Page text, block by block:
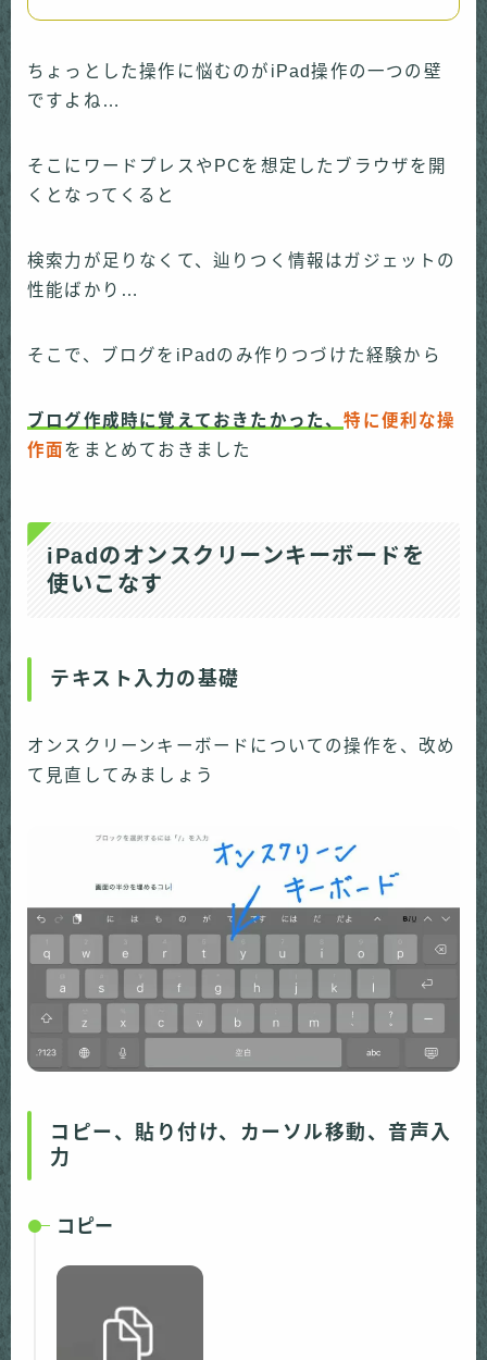
ちょっとした操作に悩むのがiPad操作の一つの壁
ですよね…
そこにワードプレスやPCを想定したブラウザを開
くとなってくると
検索力が足りなくて、辿りつく情報はガジェットの
性能ばかり…
そこで、ブログをiPadのみ作りつづけた経験から
ブログ作成時に覚えておきたかった、特に便利な操
作面をまとめておきました
iPadのオンスクリーンキーボードを
使いこなす
テキスト入力の基礎
オンスクリーンキーボードについての操作を、改め
て見直してみましょう
コピー、貼り付け、カーソル移動、音声入
力
コピー